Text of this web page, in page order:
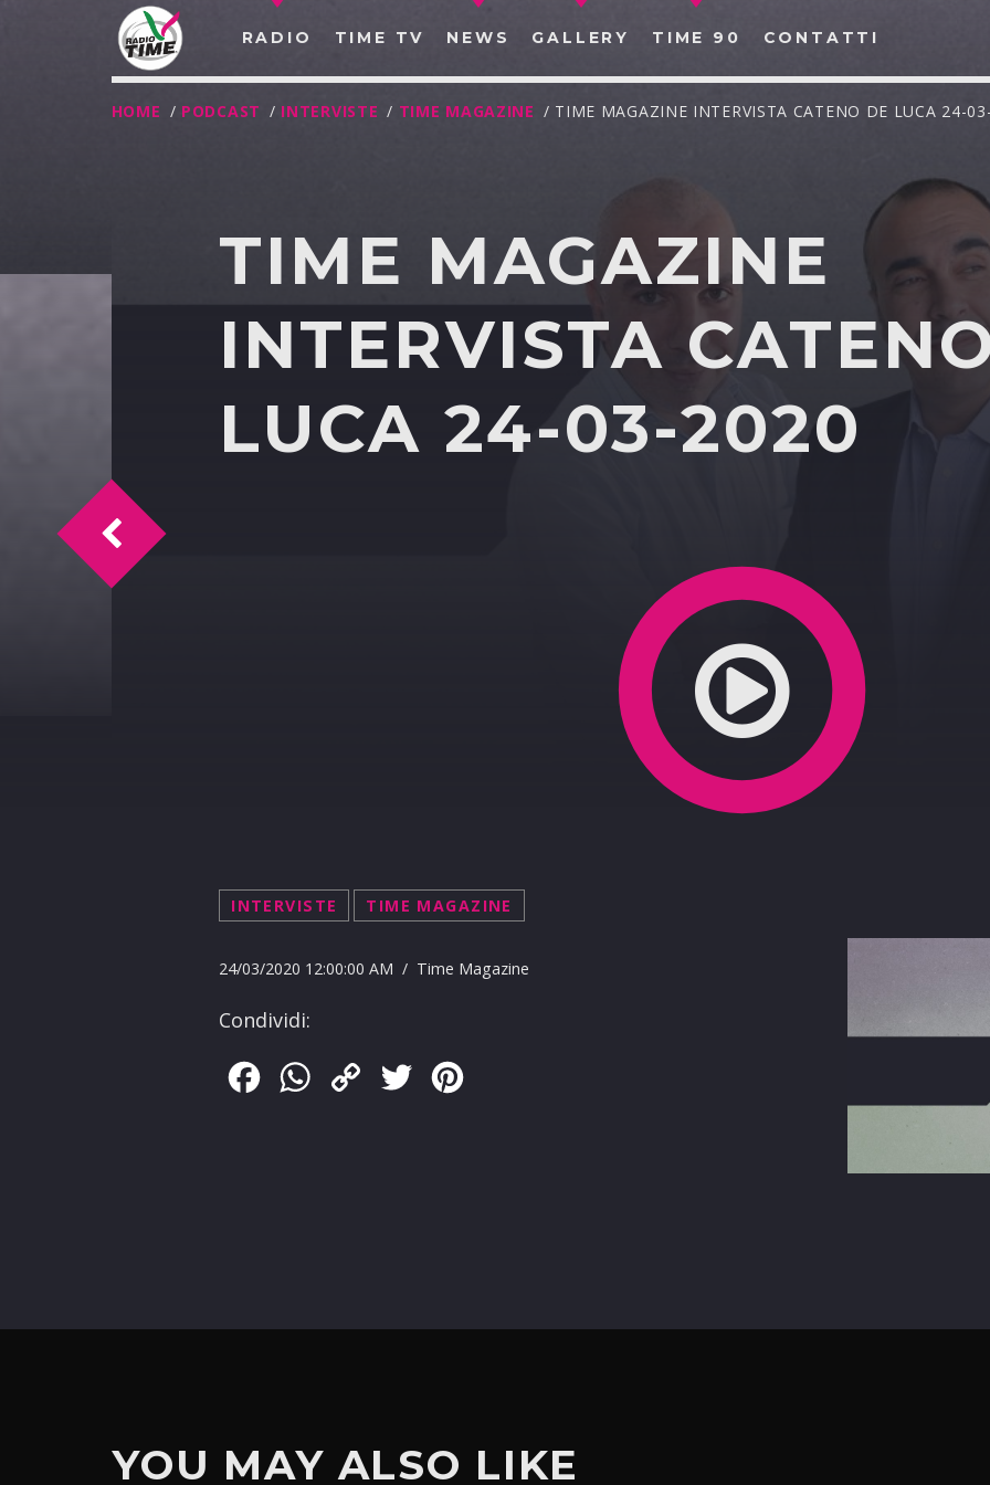
RADIO TIME TV NEWS GALLERY TIME 90 CONTATTI
CERCA NEL SITO WEB:
HOME / PODCAST / INTERVISTE / TIME MAGAZINE / TIME MAGAZINE INTERVISTA CATENO DE LUCA 24-
TIME MAGAZINE
INTERVISTA
LUCA 24-03-2020
INTERVISTE TIME MAGAZINE
24/03/2020 12:00:00 AM / Time Magazine
Condividi:
FacebookWhatsApp
Copy
Twitter
Time Magazine intervista Concetta Amella 09-03-2020
YOU MAY ALSO LIKE